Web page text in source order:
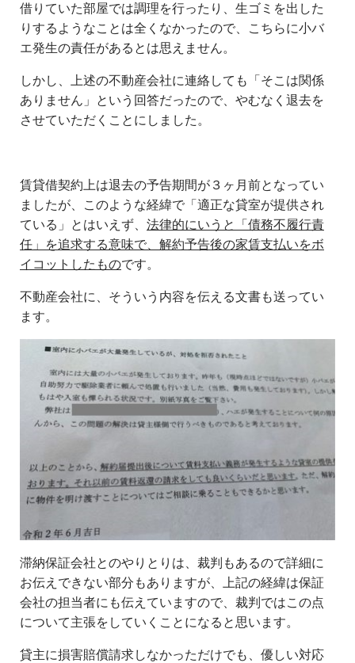
借りていた部屋では調理を行ったり、生ゴミを出した
りするようなことは全くなかったので、こちらに小バ
エ発生の責任があるとは思えません。
しかし、上述の不動産会社に連絡しても「そこは関係
ありません」という回答だったので、やむなく退去を
させていただくことにしました。
賃貸借契約上は退去の予告期間が３ヶ月前となってい
ましたが、このような経緯で「適正な貸室が提供され
ている」とはいえず、 法律的にいうと「債務不履行責
任」を追求する意味で、解約予告後の家賃支払いをボ
イコットしたものです。
不動産会社に、そういう内容を伝える文書も送ってい
ます。
滞納保証会社とのやりとりは、裁判もあるので詳細に
お伝えできない部分もありますが、上記の経緯は保証
会社の担当者にも伝えていますので、裁判ではこの点
について主張をしていくことになると思います。
貸主に損害賠償請求しなかっただけでも、優しい対応